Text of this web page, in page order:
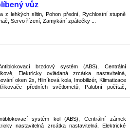
vůz
z lehkých slitin, Pohon přední, Rychlostní stupně
Servo řízení, Zamykání zpátečky ...
brzdový systém (ABS), Centrální
Elektricky ovládaná zrcátka nastavitelná,
oken 2x, Hliníková kola, Imobilizér, Klimatizace
předních světlometů, Palubní počítač,
systém kol (ABS), Centrální zámek
nastavitelná zrcátka nastavitelná, Elektrické